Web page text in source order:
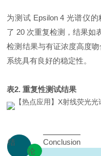
为测试 Epsilon 4 光谱仪
了 20 次重复检测，结果如
检测结果与有证浓度高度
系统具有良好的稳定性。
表2. 重复性测试结果
结
论
Conclusion